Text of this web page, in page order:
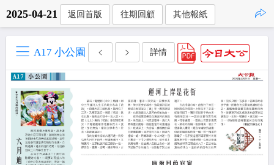
2025-04-21 返回首版 往期回顧 其他報紙
A17 小公園 詳情